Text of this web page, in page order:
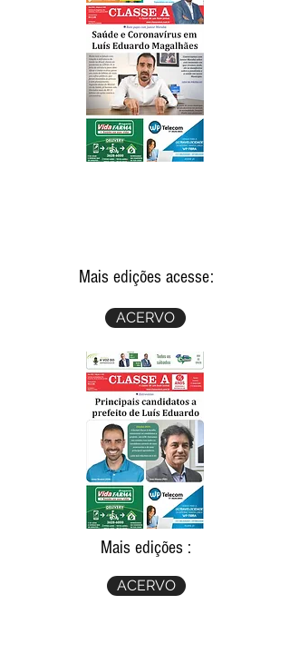
Mais edições acesse:
ACERVO
Mais edições :
ACERVO